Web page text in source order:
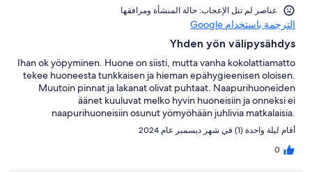
عناصر لم تنل الإعجاب: حالة المنشأة ومرافقها
الترجمة باستخدام Google
Yhden yön välipysähdys
Ihan ok yöpyminen. Huone on siisti, mutta vanha kokolattiamatto
tekee huoneesta tunkkaisen ja hieman epähygieenisen oloisen.
Muutoin pinnat ja lakanat olivat puhtaat. Naapurihuoneiden
äänet kuuluvat melko hyvin huoneisiin ja onneksi ei
naapurihuoneisiin osunut yömyöhään juhlivia matkalaisia.
Aamupala oli maistuva. Hieman päivitystä yleisilmeeseen olisi
paikallaan!
أقام ليلة واحدة (1) في شهر ديسمبر عام 2024
0